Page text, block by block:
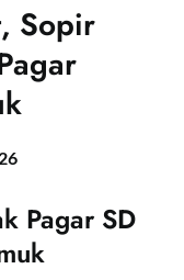
Sopir
Pagar SD